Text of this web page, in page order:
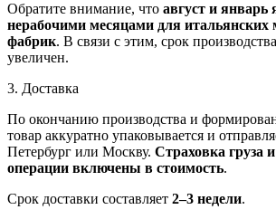
Обратите внимание, что август и январь
нерабочими месяцами для итальянских
фабрик. В связи с этим, срок
увеличен.
3. Доставка
По окончанию производства и
товар аккуратно упаковывается и
Петербург или Москву. Страховка груза
операции включены в стоимость.
Срок доставки составляет 2–3 недели.